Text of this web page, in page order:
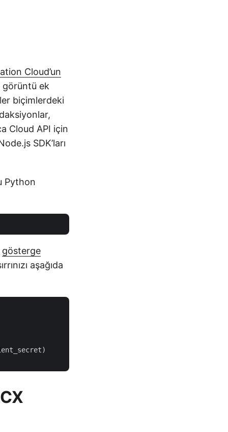
Cloud’un
görüntü ek
biçimlerdeki
Cloud API için
SDK’ları
Python
gösterge
aşağıda